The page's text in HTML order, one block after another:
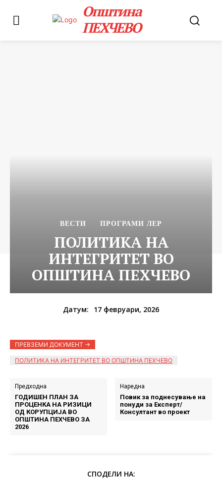
Општина
ПЕХЧЕВО
ВЕСТИ ПРОГРАМИ ЛЕР
ПОЛИТИКА НА
ИНТЕГРИТЕТ ВО
ОПШТИНА ПЕХЧЕВО
Датум: 17 февруари, 2026
ПРЕВЗЕМИ ДОКУМЕНТ ->
ПОЛИТИКА НА ИНТЕГРИТЕТ ВО ОПШТИНА ПЕХЧЕВО
Предходна
ГОДИШЕН ПЛАН ЗА
ПРОЦЕНКА НА РИЗИЦИ
ОД КОРУПЦИЈА ВО
ОПШТИНА ПЕХЧЕВО ЗА
2026
Наредна
Повик за поднесување на
понуди за Експерт/
Консултант во проект
СПОДЕЛИ НА: